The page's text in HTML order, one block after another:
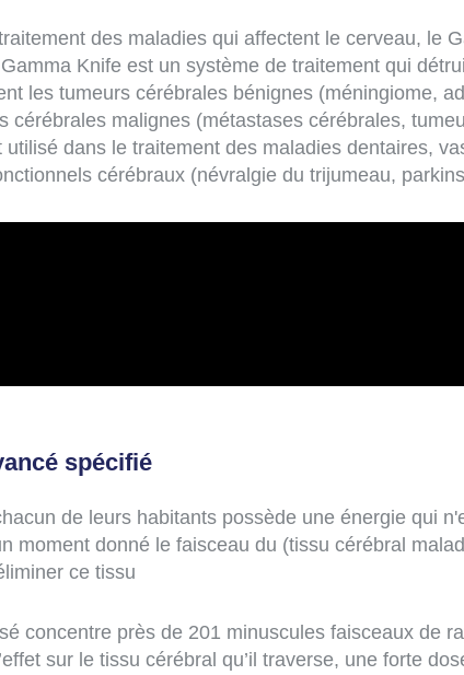
des maladies qui affectent le cerveau, le
Knife est un système de traitement qui
les tumeurs cérébrales bénignes (méningiome,
malignes (métastases cérébrales,
dans le traitement des maladies dentaires,
cérébraux (névralgie du trijumeau,
spécifié
de leurs habitants possède une énergie qui
moment donné le faisceau du (tissu cérébral
ce tissu
concentre près de 201 minuscules faisceaux de
sur le tissu cérébral qu’il traverse, une forte